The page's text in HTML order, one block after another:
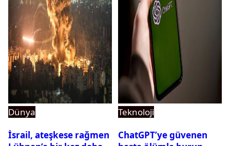
Dünya
İsrail, ateşkese rağmen
Teknoloji
ChatGPT’ye güvenen